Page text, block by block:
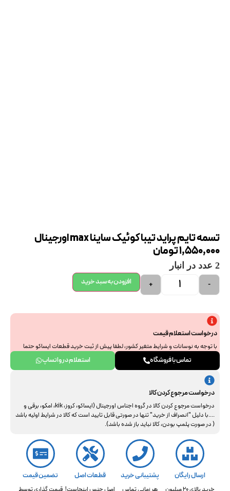
تسمه تایم پراید تیبا کوئیک ساینا max اورجینال
1,550,000تومان
2 عدد در انبار
-
+ افزودن به سبد خرید
درخواست استعلام قیمت
با توجه به نوسانات و شرایط متغیر کشور، لطفا پیش از ثبت خرید قطعات ایساکو حتما
جهت استعلام نهایی با ما هماهنگ فرمایید. از همراهی و درک شما سپاسگزاریم.
تماس با فروشگاه استعلام در واتساپ
درخواست مرجوع کردن کالا
درخواست مرجوع کردن کالا در گروه اجناس اورجینال (ایساکو، کروز، kik، امکو، برقی و
....با دلیل "انصراف از خرید" تنها در صورتی قابل تایید است که کالا در شرایط اولیه باشد
( در صورت پلمپ بودن، کالا نباید باز شده باشد).
ارسال رایگان پشتیبانی خرید قطعات اصل تضمین قیمت